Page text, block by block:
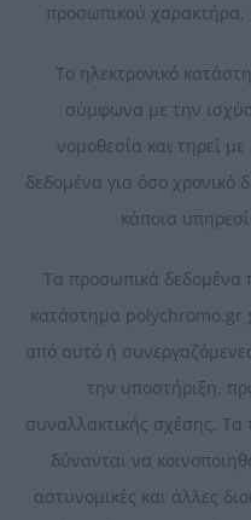
προσωπικού χαρακτήρα,
Το ηλεκτρονικό
σύμφωνα με την
νομοθεσία και τηρεί
δεδομένα για όσο χρονικό
κάποια
Τα προσωπικά δεδομένα
κατάστημα polychromo.gr
από αυτό ή
την υποστήριξη,
συναλλακτικής σχέσης. Τα
δύνανται να
αστυνομικές και άλλες